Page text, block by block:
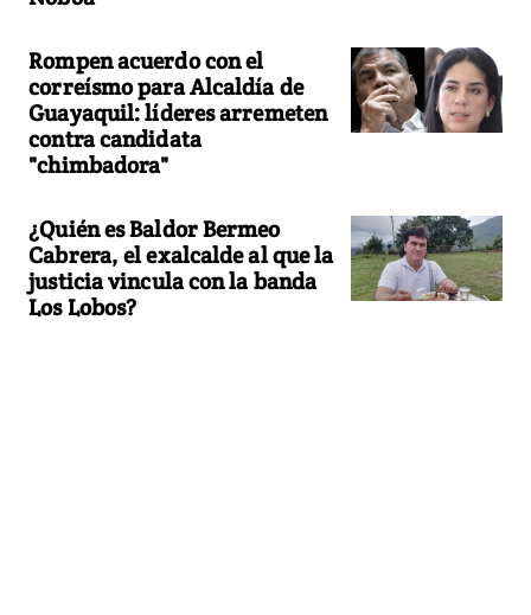
Rompen acuerdo con el
correísmo para Alcaldía de
Guayaquil: líderes arremeten
contra candidata
"chimbadora"
¿Quién es Baldor Bermeo
Cabrera, el exalcalde al que la
justicia vincula con la banda
Los Lobos?